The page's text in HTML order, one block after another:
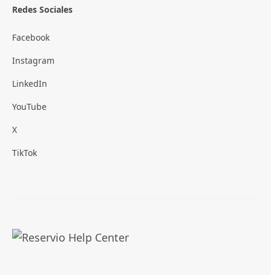
Redes Sociales
Facebook
Instagram
LinkedIn
YouTube
X
TikTok